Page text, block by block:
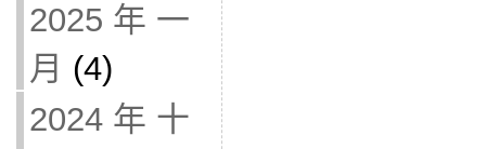
2025 年 一
月 (4)
2024 年 十